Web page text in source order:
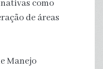
como
de áreas
Manejo